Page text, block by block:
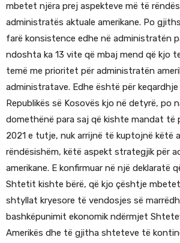
mbetet njëra prej aspekteve më të
administratës aktuale amerikane. Po
farë konsistence edhe në administratën
ndoshta ka 13 vite që mbaj mend që kjo
temë me prioritet për administratën
administratave. Edhe është për keqardhje
Republikës së Kosovës kjo në detyrë, po
domethënë para saj që kishte mandat të
2021 e tutje, nuk arrijnë të kuptojnë këtë
rëndësishëm, këtë aspekt strategjik për
amerikane. E konfirmuar në një deklaratë
Shtetit kishte bërë, që kjo çështje
shtyllat kryesore të vendosjes së
bashkëpunimit ekonomik ndërmjet
Amerikës dhe të gjitha shteteve të